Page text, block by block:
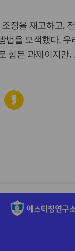
정을 재고하고,
법을 모색했다. 우
힘든 과제이지만